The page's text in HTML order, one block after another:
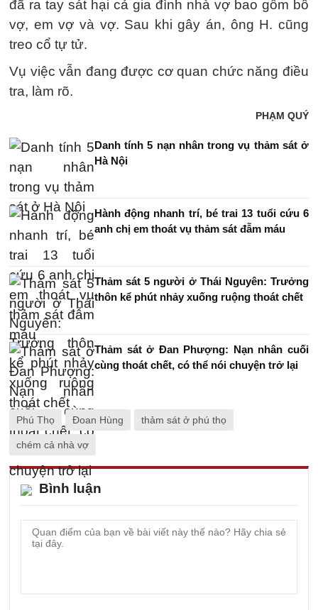
đã ra tay sát hại cả gia đình nhà vợ bao gồm bố
vợ, em vợ và vợ. Sau khi gây án, ông H. cũng
treo cổ tự tử.
Vụ việc vẫn đang được cơ quan chức năng điều
tra, làm rõ.
PHẠM QUÝ
Danh tính 5 nạn nhân trong vụ thảm sát ở
Hà Nội
Hành động nhanh trí, bé trai 13 tuổi cứu 6
anh chị em thoát vụ thảm sát đẫm máu
Thảm sát 5 người ở Thái Nguyên: Trưởng
thôn kể phút nhảy xuống ruộng thoát chết
Thảm sát ở Đan Phượng: Nạn nhân cuối
cùng thoát chết, có thể nói chuyện trở lại
Phú Thọ Đoan Hùng thảm sát ở phú thọ
chém cả nhà vợ
Bình luận